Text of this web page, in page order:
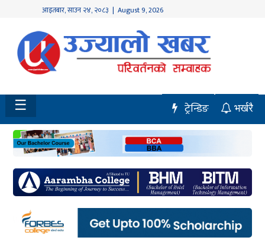
आइतबार,साउन २४, २०८३ | August 9, 2026
होमपेज
नवलपुर
विशेष
मध्य
नेपाल
चितवन
सेरोफेरो
समाचार
☰ भर्खरै
ट्रेन्डिङ